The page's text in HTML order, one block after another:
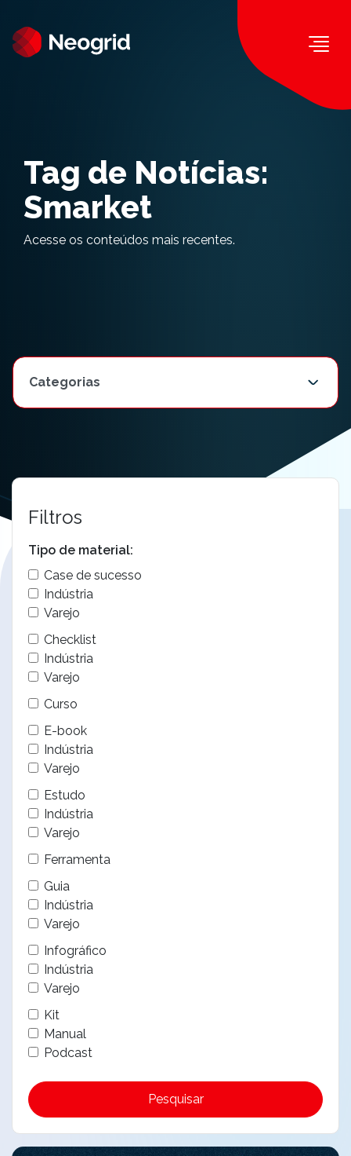
Tag de Notícias:
Smarket
Acesse os conteúdos mais recentes.
Filtros
Tipo de material:
Case de sucesso
Indústria
Varejo
Checklist
Indústria
Varejo
Curso
E-book
Indústria
Varejo
Estudo
Indústria
Varejo
Ferramenta
Guia
Indústria
Varejo
Infográfico
Indústria
Varejo
Kit
Manual
Podcast
Pesquisar